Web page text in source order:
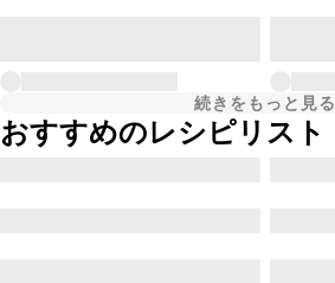
続きをもっと見る
おすすめのレシピリスト